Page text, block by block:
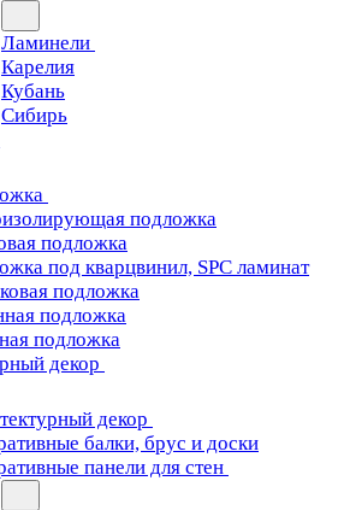
Ламинели
Карелия
Кубань
Сибирь
подложка
подложка
под кварцвинил, SPC ламинат
подложка
подложка
подложка
декор
декор
балки, брус и доски
панели для стен